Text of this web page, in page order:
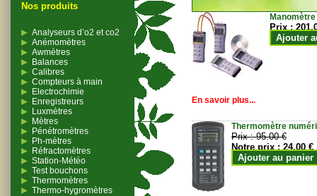
Nos produits
Analyseurs d’o2 et co2
Anémomètres
Awmètres
Balances
Calibres
Compteurs à main
Electrochimie
Enregistreurs
Luxmètres
Mètres
Pénétromètres
Ph-mètres
Réfractomètres
Station-Météo
Test bouchons
Thermomètres
Thermo-hygromètres
Prix :
Ajouter
En savoir plus...
Thermomètre
Prix :95.00 €
Notre prix :24.00 €
Ajouter au panier